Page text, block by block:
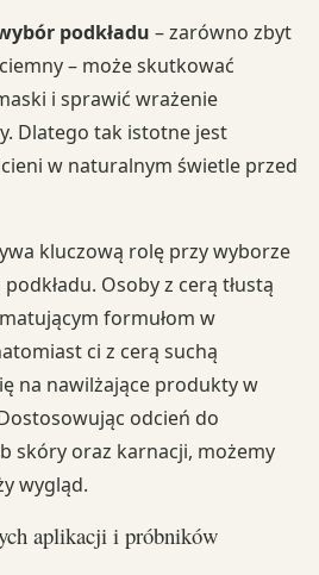
podkładu – zarówno zbyt
– może skutkować
i sprawić wrażenie
Dlatego tak istotne jest
w naturalnym świetle przed
kluczową rolę przy wyborze
Osoby z cerą tłustą
formułom w
ci z cerą suchą
na nawilżające produkty w
odcień do
skóry oraz karnacji, możemy
wygląd.
aplikacji i próbników